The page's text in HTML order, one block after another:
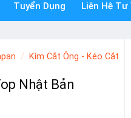
Tuyển Dụng Liên Hệ Tư
/
Kìm Cắt Ông - Kéo Cắt
Nhật Bản